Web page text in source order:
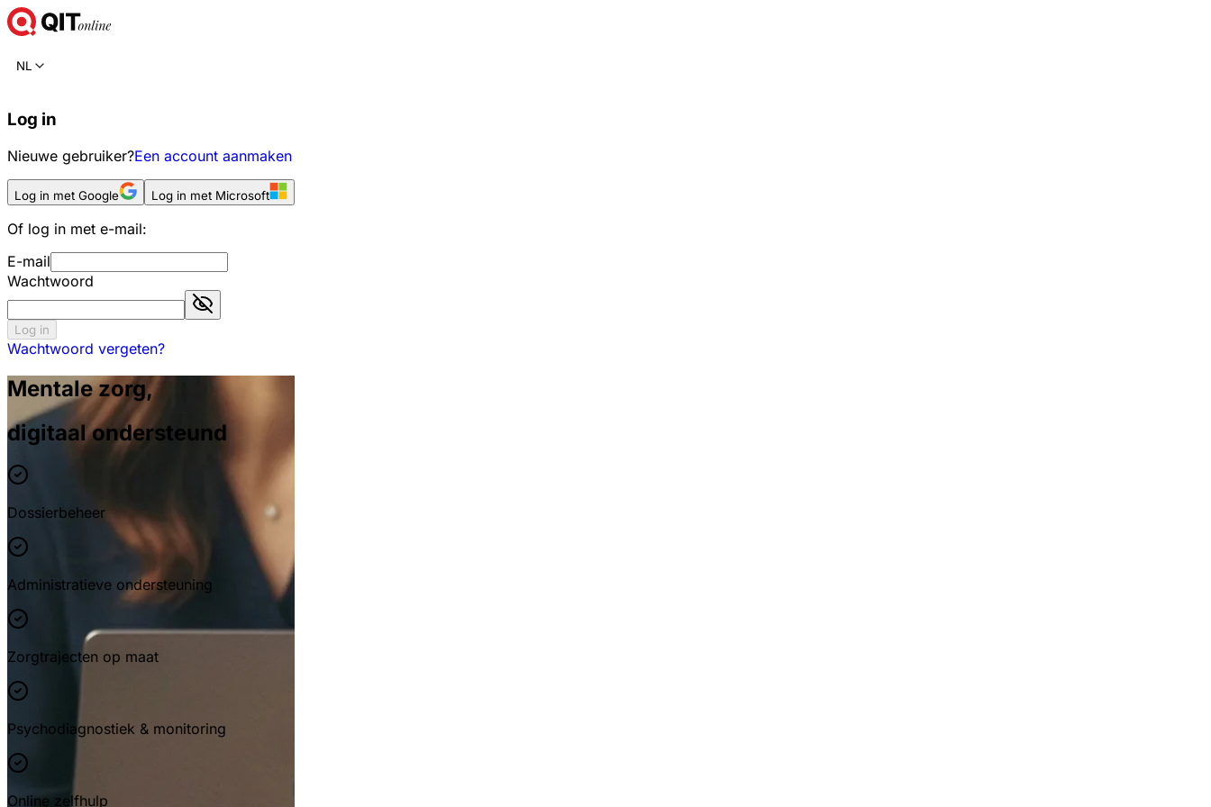
NL
Log in
Nieuwe gebruiker?Een account aanmaken
Log in met Google Log in met Microsoft
Of log in met e-mail:
E-mail
Wachtwoord
Log in
Wachtwoord vergeten?
Mentale zorg,
digitaal ondersteund
Dossierbeheer
Administratieve ondersteuning
Zorgtrajecten op maat
Psychodiagnostiek & monitoring
Online zelfhulp